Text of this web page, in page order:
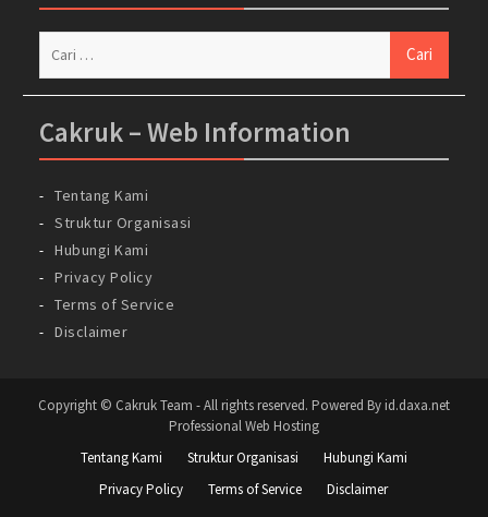
Cakruk – Web Information
Tentang Kami
Struktur Organisasi
Hubungi Kami
Privacy Policy
Terms of Service
Disclaimer
Copyright © Cakruk Team - All rights reserved. Powered By id.daxa.net
Professional Web Hosting
Tentang Kami
Struktur Organisasi
Hubungi Kami
Privacy Policy
Terms of Service
Disclaimer